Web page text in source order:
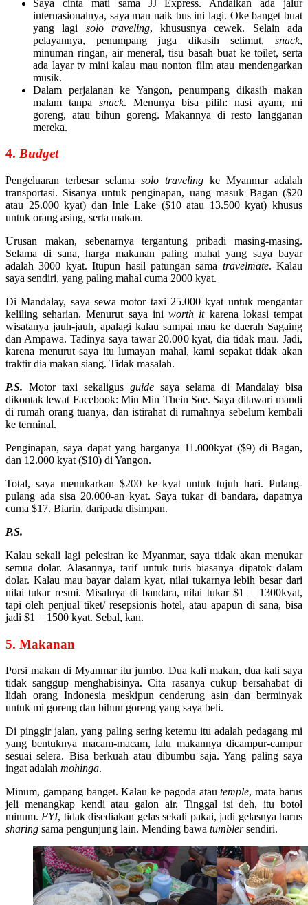
Saya cinta mati sama JJ Express. Andaikan ada jalur
internasionalnya, saya mau naik bus ini lagi. Oke banget buat
yang lagi solo traveling, khususnya cewek. Selain ada
pelayannya, penumpang juga dikasih selimut, snack,
minuman ringan, air meneral, tisu basah buat ke toilet, serta
ada layar tv mini kalau mau nonton film atau mendengarkan
musik.
Dalam perjalanan ke Yangon, penumpang dikasih makan
malam tanpa snack. Menunya bisa pilih: nasi ayam, mi
goreng, atau bihun goreng. Makannya di resto langganan
mereka.
4. Budget
Pengeluaran terbesar selama solo traveling ke Myanmar adalah
transportasi. Sisanya untuk penginapan, uang masuk Bagan ($20
atau 25.000 kyat) dan Inle Lake ($10 atau 13.500 kyat) khusus
untuk orang asing, serta makan.
Urusan makan, sebenarnya tergantung pribadi masing-masing.
Selama di sana, harga makanan paling mahal yang saya bayar
adalah 3000 kyat. Itupun hasil patungan sama travelmate. Kalau
saya sendiri, yang paling mahal cuma 2000 kyat.
Di Mandalay, saya sewa motor taxi 25.000 kyat untuk mengantar
keliling seharian. Menurut saya iniworth itkarena lokasi tempat
wisatanya jauh-jauh, apalagi kalau sampai mau ke daerah Sagaing
dan Ampawa. Tadinya saya tawar 20.000 kyat, dia tidak mau. Jadi,
karena menurut saya itu lumayan mahal, kami sepakat tidak akan
traktir dia makan siang. Tidak masalah.
P.S. Motor taxi sekaligus guide saya selama di Mandalay bisa
dikontak lewat Facebook: Min Min Thein Soe. Saya ditawari mandi
di rumah orang tuanya, dan istirahat di rumahnya sebelum kembali
ke terminal.
Penginapan, saya dapat yang harganya 11.000kyat ($9) di Bagan,
dan 12.000 kyat ($10) di Yangon.
Total, saya menukarkan $200 ke kyat untuk tujuh hari. Pulang-
pulang ada sisa 20.000-an kyat. Saya tukar di bandara, dapatnya
cuma $17. Biarin, daripada disimpan.
P.S.
Kalau sekali lagi pelesiran ke Myanmar, saya tidak akan menukar
semua dolar. Alasannya, tarif untuk turis biasanya dipatok dalam
dolar. Kalau mau bayar dalam kyat, nilai tukarnya lebih besar dari
nilai tukar resmi. Misalnya di bandara, nilai tukar $1 = 1300kyat,
tapi oleh penjual tiket/ resepsionis hotel, atau apapun di sana, bisa
jadi $1 = 1500 kyat. Sebal, kan.
5. Makanan
Porsi makan di Myanmar itu jumbo. Dua kali makan, dua kali saya
tidak sanggup menghabisinya. Cita rasanya cukup bersahabat di
lidah orang Indonesia meskipun cenderung asin dan berminyak
untuk mi goreng dan bihun goreng yang saya beli.
Di pinggir jalan, yang paling sering ketemu itu adalah pedagang mi
yang bentuknya macam-macam, lalu makannya dicampur-campur
sesuai selera. Bisa berkuah atau dibumbu saja. Yang paling saya
ingat adalah mohinga.
Minum, gampang banget. Kalau ke pagoda atautemple, mata harus
jeli menangkap kendi atau galon air. Tinggal isi deh, itu botol
minum.FYI, tidak disediakan gelas sekali pakai, jadi gelasnya harus
sharing sama pengunjung lain. Mending bawa tumblersendiri.